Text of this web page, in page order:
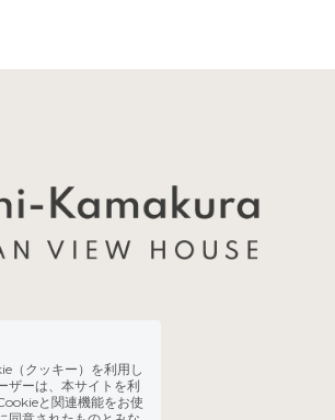
（クッキー）を利用し
ザーは、本サイトを利
と関連機能をお使